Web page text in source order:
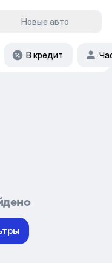
Новые авто
В кредит